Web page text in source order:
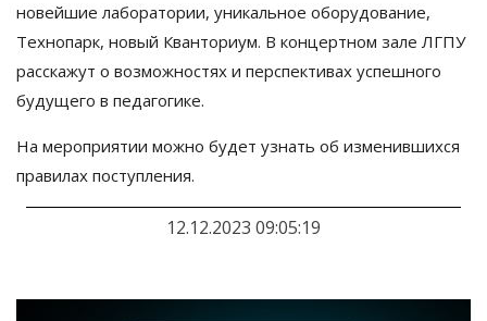
новейшие лаборатории, уникальное оборудование,
Технопарк, новый Кванториум. В концертном зале ЛГПУ
расскажут о возможностях и перспективах успешного
будущего в педагогике.
На мероприятии можно будет узнать об изменившихся
правилах поступления.
12.12.2023 09:05:19